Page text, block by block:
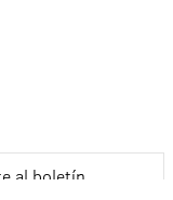
al boletín